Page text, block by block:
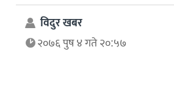
विदुर खबर
२०७६ पुष ४ गते २०:५७